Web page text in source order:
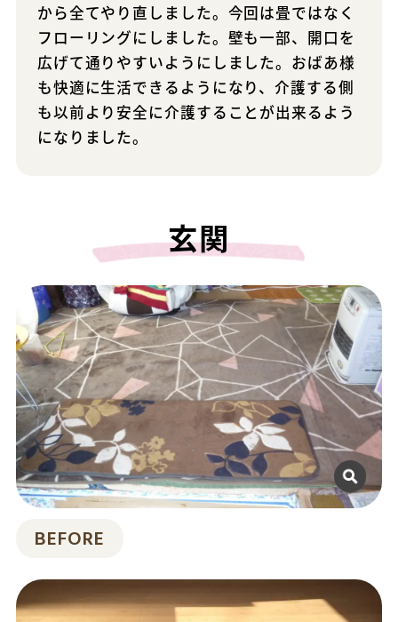
から全てやり直しました。今回は畳ではなく
フローリングにしました。壁も一部、開口を
広げて通りやすいようにしました。おばあ様
も快適に生活できるようになり、介護する側
も以前より安全に介護することが出来るよう
になりました。
玄関
BEFORE